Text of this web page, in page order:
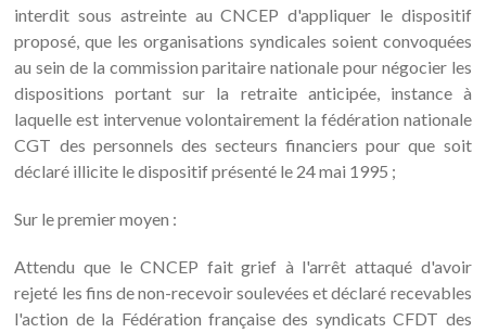
interdit sous astreinte au CNCEP d'appliquer le dispositif
proposé, que les organisations syndicales soient convoquées
au sein de la commission paritaire nationale pour négocier les
dispositions portant sur la retraite anticipée, instance à
laquelle est intervenue volontairement la fédération nationale
CGT des personnels des secteurs financiers pour que soit
déclaré illicite le dispositif présenté le 24 mai 1995 ;
Sur le premier moyen :
Attendu que le CNCEP fait grief à l'arrêt attaqué d'avoir
rejeté les fins de non-recevoir soulevées et déclaré recevables
l'action de la Fédération française des syndicats CFDT des